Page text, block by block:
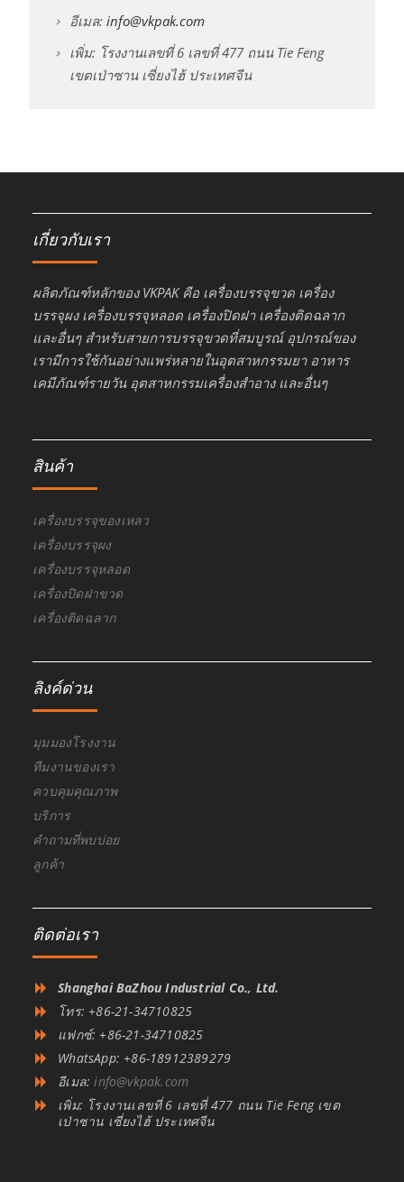
อีเมล: info@vkpak.com
เพิ่ม: โรงงานเลขที่ 6 เลขที่ 477 ถนน Tie Feng
เขตเป่าซาน เซี่ยงไฮ้ ประเทศจีน
เกี่ยวกับเรา
ผลิตภัณฑ์หลักของ VKPAK คือ เครื่องบรรจุขวด เครื่อง
บรรจุผง เครื่องบรรจุหลอด เครื่องปิดฝา เครื่องติดฉลาก
และอื่นๆ สำหรับสายการบรรจุขวดที่สมบูรณ์ อุปกรณ์ของ
เรามีการใช้กันอย่างแพร่หลายในอุตสาหกรรมยา อาหาร
เคมีภัณฑ์รายวัน อุตสาหกรรมเครื่องสำอาง และอื่นๆ
สินค้า
เครื่องบรรจุของเหลว
เครื่องบรรจุผง
เครื่องบรรจุหลอด
เครื่องปิดฝาขวด
เครื่องติดฉลาก
ลิงค์ด่วน
มุมมองโรงงาน
ทีมงานของเรา
ควบคุมคุณภาพ
บริการ
คำถามที่พบบ่อย
ลูกค้า
ติดต่อเรา
Shanghai BaZhou Industrial Co., Ltd.
โทร: +86-21-34710825
แฟกซ์: +86-21-34710825
WhatsApp: +86-18912389279
อีเมล:info@vkpak.com
เพิ่ม: โรงงานเลขที่ 6 เลขที่ 477 ถนน Tie Feng เขต
เป่าซาน เซี่ยงไฮ้ ประเทศจีน